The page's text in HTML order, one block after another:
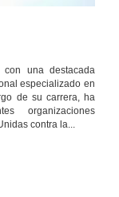
una destacada
especializado en
de su carrera, ha
organizaciones
contra la...